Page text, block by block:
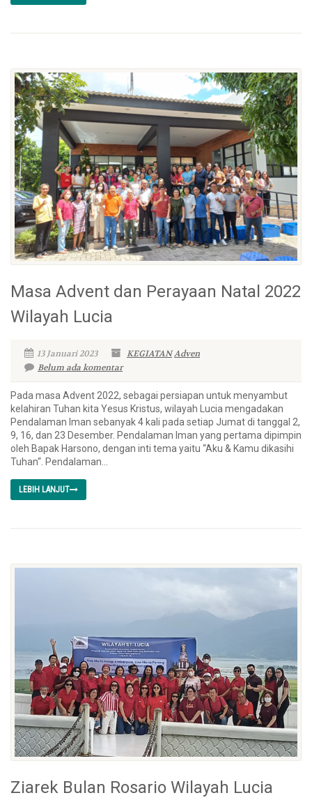
Masa Advent dan Perayaan Natal 2022
Wilayah Lucia
13 Januari 2023 KEGIATANAdven
Belum ada komentar
Pada masa Advent 2022, sebagai persiapan untuk menyambut
kelahiran Tuhan kita Yesus Kristus, wilayah Lucia mengadakan
Pendalaman Iman sebanyak 4 kali pada setiap Jumat di tanggal 2,
9, 16, dan 23 Desember. Pendalaman Iman yang pertama dipimpin
oleh Bapak Harsono, dengan inti tema yaitu “Aku & Kamu dikasihi
Tuhan“. Pendalaman...
LEBIH LANJUT
Ziarek Bulan Rosario Wilayah Lucia